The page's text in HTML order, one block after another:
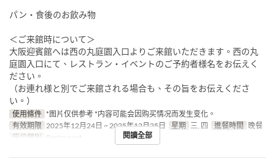
パン・食後のお飲み物
＜ご来館時について＞
大阪迎賓館へは西の丸庭園入口よりご来館いただきます。西の丸
庭園入口にて、レストラン・イベントのご予約者様名をお伝えく
ださい。
（お連れ様と別でご来館される場合も、その旨をお伝えくださ
い。）
使用條件 *图片仅供参考 *内容可能会因购买情况而发生变化。
有效期限 2025年12月24日 ~ 2025年12月25日 星期 三, 四 進餐時間 晚餐
座位類別 Restaurant 閱讀全部